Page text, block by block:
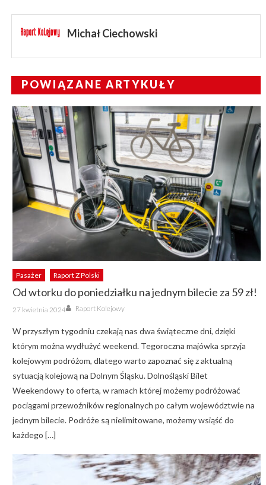
Michał Ciechowski
POWIĄZANE ARTYKUŁY
Pasażer Raport Z Polski
Od wtorku do poniedziałku na jednym bilecie za 59 zł!
Posted
on
27 kwietnia 2024 Author
Raport Kolejowy
W przyszłym tygodniu czekają nas dwa świąteczne dni, dzięki
którym można wydłużyć weekend. Tegoroczna majówka sprzyja
kolejowym podróżom, dlatego warto zapoznać się z aktualną
sytuacją kolejową na Dolnym Śląsku. Dolnośląski Bilet
Weekendowy to oferta, w ramach której możemy podróżować
pociągami przewoźników regionalnych po całym województwie na
jednym bilecie. Podróże są nielimitowane, możemy wsiąść do
każdego […]